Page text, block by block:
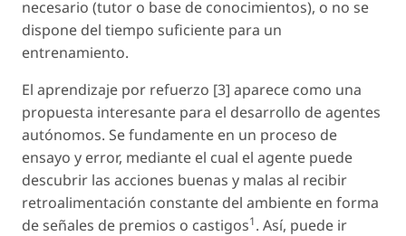
necesario (tutor o base de conocimientos), o no se
dispone del tiempo suficiente para un
entrenamiento.
El aprendizaje por refuerzo [3] aparece como una
propuesta interesante para el desarrollo de agentes
autónomos. Se fundamente en un proceso de
ensayo y error, mediante el cual el agente puede
descubrir las acciones buenas y malas al recibir
retroalimentación constante del ambiente en forma
de señales de premios o castigos1. Así, puede ir